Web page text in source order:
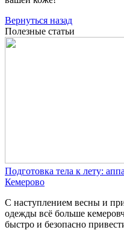
Вернуться назад
Полезные статьи
Подготовка тела к лету:
Кемерово
С наступлением весны и
одежды всё больше
быстро и безопасно